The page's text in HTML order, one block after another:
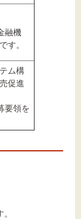
融機
す。
ム構
促進
要領を